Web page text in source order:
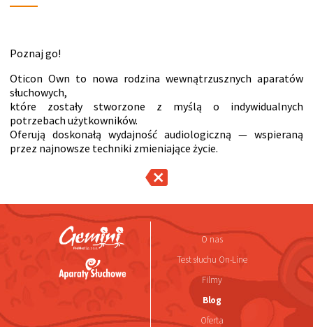
Poznaj go!
Oticon Own to nowa rodzina wewnątrzusznych aparatów
słuchowych,
które zostały stworzone z myślą o indywidualnych
potrzebach użytkowników.
Oferują doskonałą wydajność audiologiczną — wspieraną
przez najnowsze techniki zmieniające życie.
O nas
Test słuchu On-Line
Filmy
Blog
Oferta